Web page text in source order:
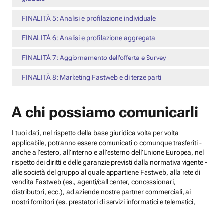
FINALITÀ 5: Analisi e profilazione individuale
FINALITÀ 6: Analisi e profilazione aggregata
FINALITÀ 7: Aggiornamento dell’offerta e Survey
FINALITÀ 8: Marketing Fastweb e di terze parti
A chi possiamo comunicarli
I tuoi dati, nel rispetto della base giuridica volta per volta
applicabile, potranno essere comunicati o comunque trasferiti -
anche all’estero, all’interno e all’esterno dell’Unione Europea, nel
rispetto dei diritti e delle garanzie previsti dalla normativa vigente -
alle società del gruppo al quale appartiene Fastweb, alla rete di
vendita Fastweb (es., agenti/call center, concessionari,
distributori, ecc.), ad aziende nostre partner commerciali, ai
nostri fornitori (es. prestatori di servizi informatici e telematici,